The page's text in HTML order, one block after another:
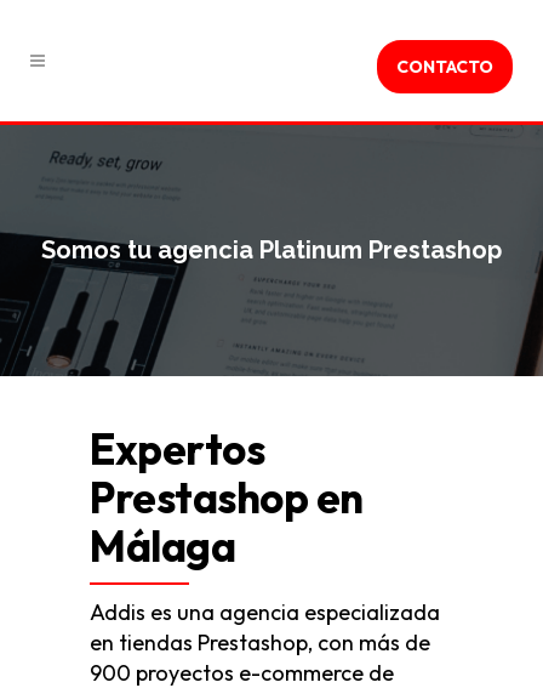
CONTACTO
Somos tu agencia Platinum Prestashop
Expertos
Prestashop en
Málaga
Addis es una agencia especializada
en tiendas Prestashop, con más de
900 proyectos e-commerce de